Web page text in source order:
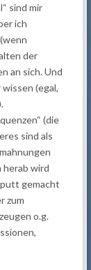
sind mir
ich
der
an sich. Und
(egal,
(die
sind als
herab wird
gemacht
zum
o.g.